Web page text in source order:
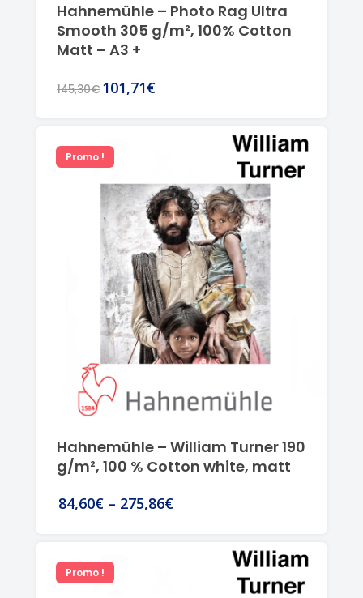
Hahnemühle – Photo Rag Ultra
Smooth 305 g/m², 100% Cotton
Matt – A3 +
145,30€101,71€
Promo !
Hahnemühle – William Turner 190
g/m², 100 % Cotton white, matt
84,60€ – 275,86€
Promo !